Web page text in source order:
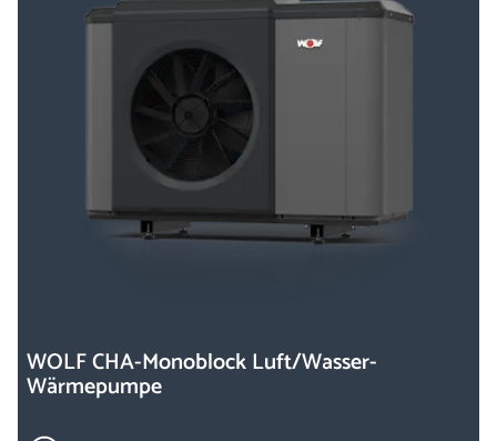
WOLF CHA-Monoblock Luft/Wasser-
Wärmepumpe